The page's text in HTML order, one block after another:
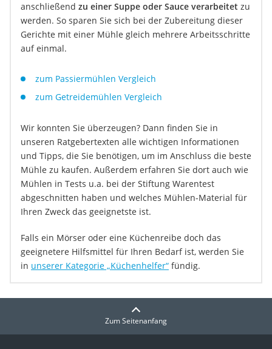
anschließend zu einer Suppe oder Sauce verarbeitet zu
werden. So sparen Sie sich bei der Zubereitung dieser
Gerichte mit einer Mühle gleich mehrere Arbeitsschritte
auf einmal.
zum Passiermühlen Vergleich
zum Getreidemühlen Vergleich
Wir konnten Sie überzeugen? Dann finden Sie in
unseren Ratgebertexten alle wichtigen Informationen
und Tipps, die Sie benötigen, um im Anschluss die beste
Mühle zu kaufen. Außerdem erfahren Sie dort auch wie
Mühlen in Tests u.a. bei der Stiftung Warentest
abgeschnitten haben und welches Mühlen-Material für
Ihren Zweck das geeignetste ist.
Falls ein Mörser oder eine Küchenreibe doch das
geeignetere Hilfsmittel für Ihren Bedarf ist, werden Sie
in unserer Kategorie „Küchenhelfer“ fündig.
Zum Seitenanfang